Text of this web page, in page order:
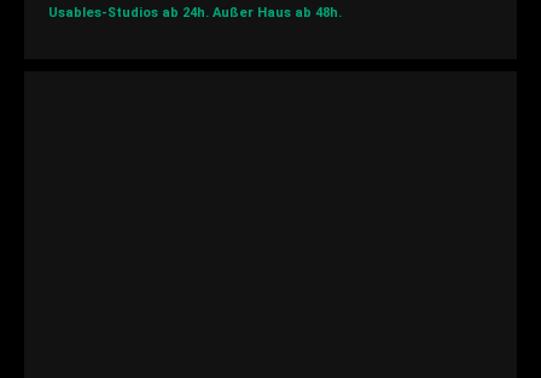
Usables-Studios ab 24h. Außer Haus ab 48h.